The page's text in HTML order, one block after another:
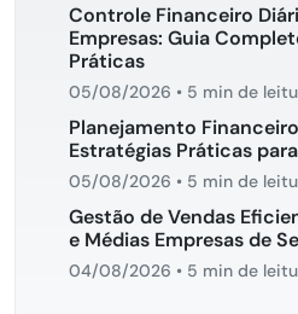
Controle Financeiro
Empresas: Guia
Práticas
05/08/2026 • 5 min de
Planejamento Financeiro
Estratégias Práticas
05/08/2026 • 5 min de
Gestão de Vendas
e Médias Empresas de
04/08/2026 • 5 min de